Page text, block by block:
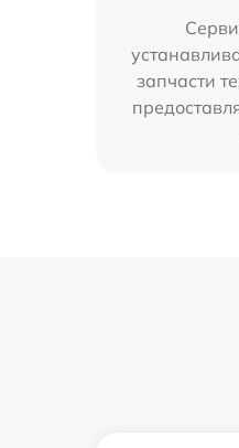
запчасти